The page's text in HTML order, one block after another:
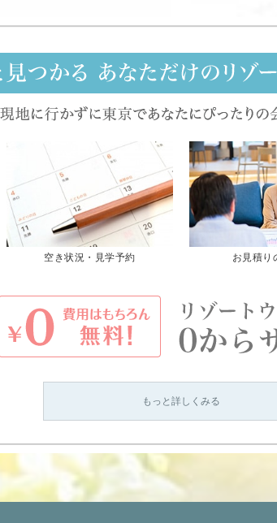
空き状況・見学予約 お見積り
もっと詳しくみる